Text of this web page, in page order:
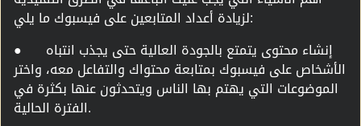
لزيادة أعداد المتابعين على فيسبوك ما يلي:
●
إنشاء محتوى يتمتع بالجودة العالية حتى يجذب انتباه
الأشخاص على فيسبوك بمتابعة محتواك والتفاعل معه، واختر
الموضوعات التي يهتم بها الناس ويتحدثون عنها بكثرة في
الفترة الحالية.